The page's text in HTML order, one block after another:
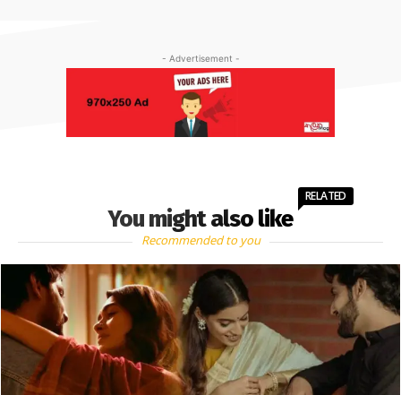
- Advertisement -
You might also like
RELATED
Recommended to you